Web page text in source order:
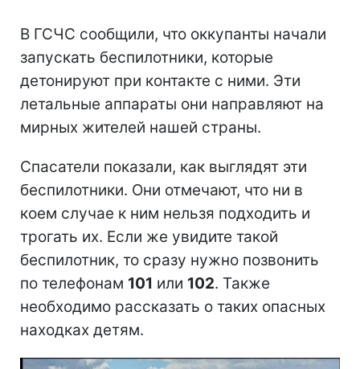
В ГСЧС сообщили, что оккупанты начали
запускать беспилотники, которые
детонируют при контакте с ними. Эти
летальные аппараты они направляют на
мирных жителей нашей страны.
Спасатели показали, как выглядят эти
беспилотники. Они отмечают, что ни в
коем случае к ним нельзя подходить и
трогать их. Если же увидите такой
беспилотник, то сразу нужно позвонить
по телефонам 101 или 102. Также
необходимо рассказать о таких опасных
находках детям.